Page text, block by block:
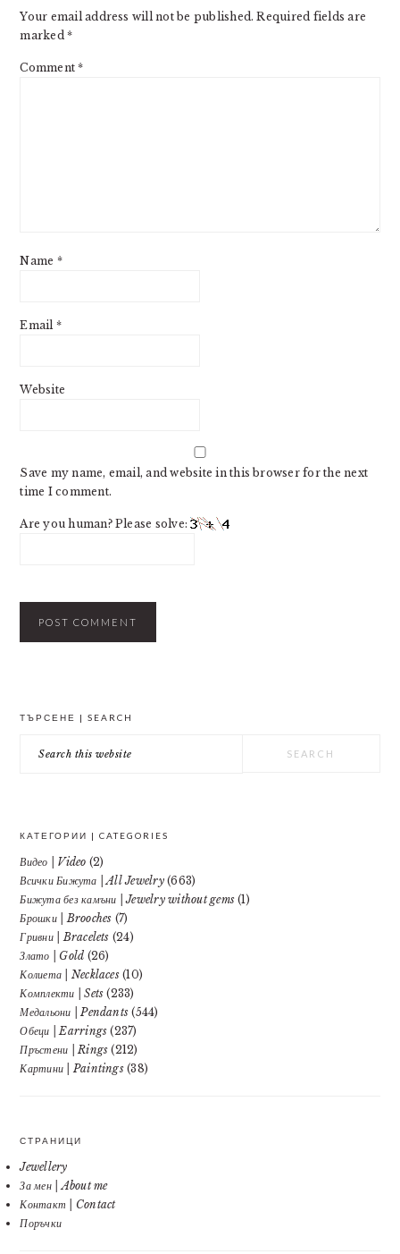
Your email address will not be published. Required fields are
marked*
Comment*
Name *
Email *
Website
Save my name, email, and website in this browser for the next
time I comment.
Are you human? Please solve:
ТЪРСЕНЕ | SEARCH
this
КАТЕГОРИИ | CATEGORIES
Видео | Video (2)
Всички Бижута | All Jewelry(663)
Бижута без камъни | Jewelry without gems (1)
Брошки | Brooches (7)
Гривни | Bracelets (24)
Злато | Gold (26)
Колиета | Necklaces(10)
Комплекти | Sets (233)
Медальони | Pendants (544)
Обеци | Earrings (237)
Пръстени | Rings (212)
Картини | Paintings(38)
СТРАНИЦИ
Jewellery
За мен | About me
Контакт | Contact
Поръчки